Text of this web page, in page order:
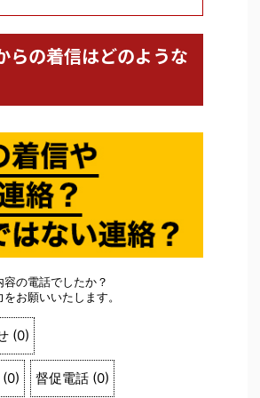
の着信はどのような
の電話でしたか？
お願いいたします。
(0)
(0) 督促電話 (0)